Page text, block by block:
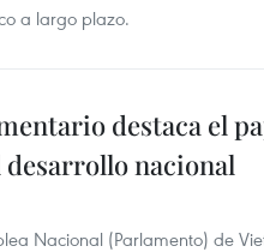
a largo plazo.
destaca el
nacional
Nacional (Parlamento) de